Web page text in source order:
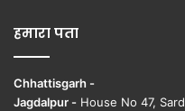
हमारा पता
Chhattisgarh -
Jagdalpur - House No 47,